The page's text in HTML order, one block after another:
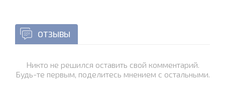
ОТЗЫВЫ
Никто не решился оставить свой комментарий.
Будь-те первым, поделитесь мнением с остальными.